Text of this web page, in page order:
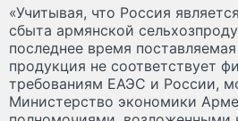
«Учитывая, что Россия
сбыта армянской
последнее время
продукция не соответствует
требованиям ЕАЭС и России,
Министерство экономики